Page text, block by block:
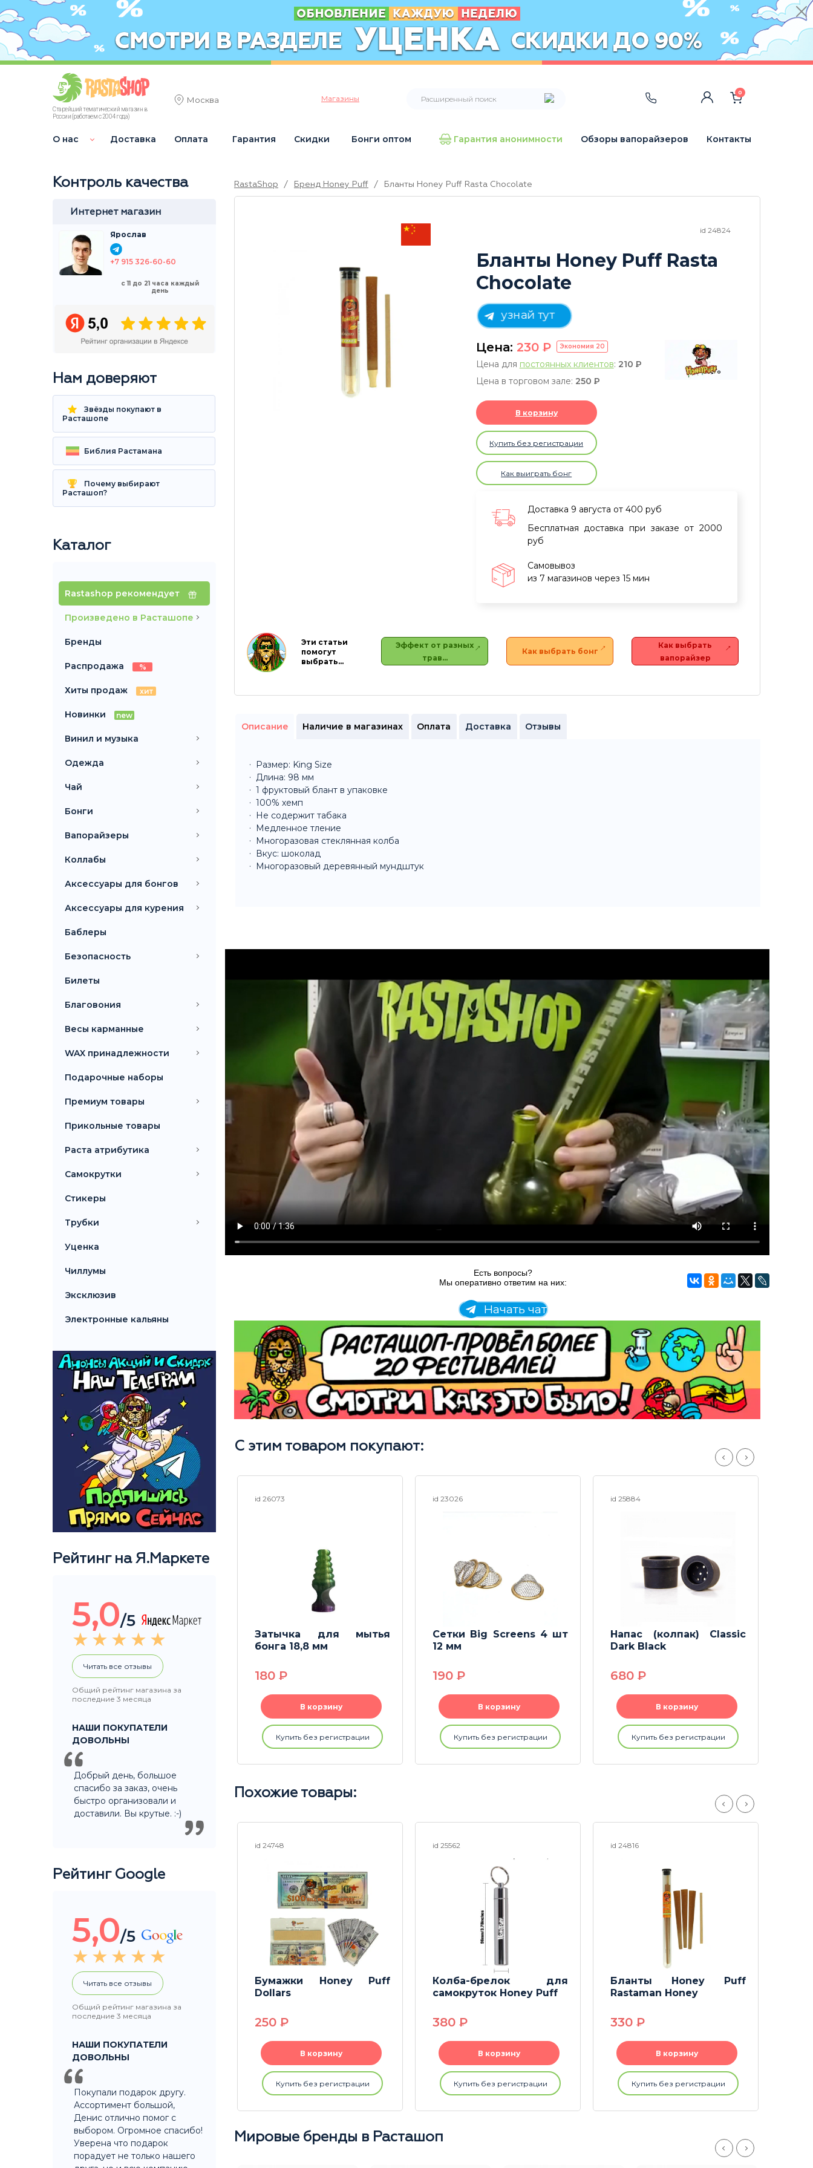
Старейший тематический магазин в
России (работаем с 2004 года)
Москва Магазины
0
О нас Доставка Оплата Гарантия Скидки Бонги оптом Гарантия анонимности Обзоры вапорайзеров Контакты
Контроль качества
Интернет магазин
Ярослав
+7 915 326-60-60
с 11 до 21 часа каждый
день
Нам доверяют
Звёзды покупают в
Расташопе
Библия Растамана
Почему выбирают
Расташоп?
Каталог
Rastashop рекомендует
Произведено в Расташопе
Бренды
Распродажа %
Хиты продаж хит
Новинки new
Винил и музыка
Одежда
Чай
Бонги
Вапорайзеры
Коллабы
Аксессуары для бонгов
Аксессуары для курения
Баблеры
Безопасность
Билеты
Благовония
Весы карманные
WAX принадлежности
Подарочные наборы
Премиум товары
Прикольные товары
Раста атрибутика
Самокрутки
Стикеры
Трубки
Уценка
Чиллумы
Эксклюзив
Электронные кальяны
Рейтинг на Я.Маркете
5,0/5
Читать все отзывы
Общий рейтинг магазина за
последние 3 месяца
НАШИ ПОКУПАТЕЛИ
ДОВОЛЬНЫ
Добрый день, большое
спасибо за заказ, очень
быстро организовали и
доставили. Вы крутые. :-)
Рейтинг Google
5,0/5
Читать все отзывы
Общий рейтинг магазина за
последние 3 месяца
НАШИ ПОКУПАТЕЛИ
ДОВОЛЬНЫ
Покупали подарок другу.
Ассортимент большой,
Денис отлично помог с
выбором. Огромное спасибо!
Уверена что подарок
порадует не только нашего
RastaShop / Бренд Honey Puff / Бланты Honey Puff Rasta Chocolate
id 24824
Бланты Honey Puff Rasta
Chocolate
узнай тут
Цена: 230 P Экономия 20
Цена для постоянных клиентов: 210 P
Цена в торговом зале: 250 P
В корзину
Купить без регистрации
Как выиграть бонг
Доставка 9 августа от 400 руб
Бесплатная доставка при заказе от 2000
руб
Самовывоз
из 7 магазинов через 15 мин
Эти статьи
помогут
выбрать…
Эффект от разных
трав…
Как выбрать бонг
Как выбрать
вапорайзер
Описание
Размер: King Size
Длина: 98 мм
1 фруктовый блант в упаковке
100% хемп
Не содержит табака
Медленное тление
Многоразовая стеклянная колба
Вкус: шоколад
Многоразовый деревянный мундштук
Наличие в магазинах Оплата Доставка Отзывы
Есть вопросы?
Мы оперативно ответим на них:
Начать чат
С этим товаром покупают:
id 21823
Ерш Amsterdam | Brush
460P
Купить без регистрации
id 26073
Затычка для мытья
бонга 18,8 мм
180 P
В корзину
Купить без регистрации
id 23026
Сетки Big Screens 4 шт
12 мм
190 P
В корзину
Купить без регистрации
id 25884
Напас (колпак) Classic
Dark Black
680 P
В корзину
Купить без регистрации
Похожие товары:
Бланты Honey Puff KS
Strawberry 8шт
430P
В корзину
id 24748
Бумажки Honey Puff
Dollars
250 P
В корзину
Купить без регистрации
id 25562
Колба-брелок для
самокруток Honey Puff
380 P
В корзину
Купить без регистрации
id 24816
Бланты Honey Puff
Rastaman Honey
330 P
В корзину
Купить без регистрации
Мировые бренды в Расташоп